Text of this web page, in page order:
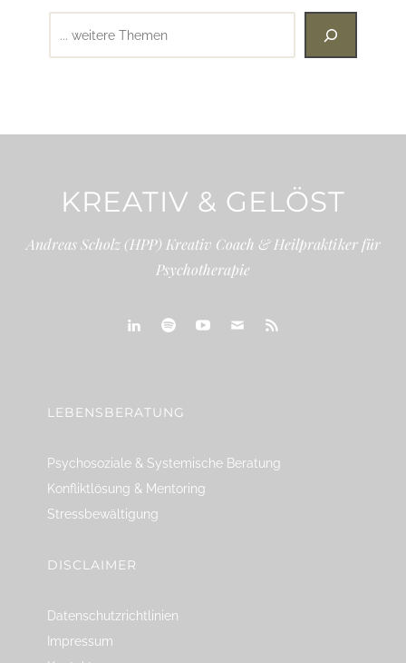
KREATIV & GELÖST
Andreas Scholz (HPP) Kreativ Coach & Heilpraktiker für
Psychotherapie
LEBENSBERATUNG
Psychosoziale & Systemische Beratung
Konfliktlösung & Mentoring
Stressbewältigung
DISCLAIMER
Datenschutzrichtlinien
Impressum